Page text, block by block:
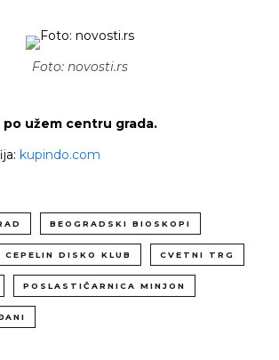
Foto: novosti.rs
užem centru grada.
kupindo.com
BEOGRADSKI BIOSKOPI
CEPELIN DISKO KLUB CVETNI TRG
POSLASTIČARNICA MINJON